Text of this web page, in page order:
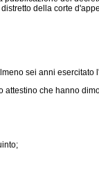
della corte
sei anni
che hanno